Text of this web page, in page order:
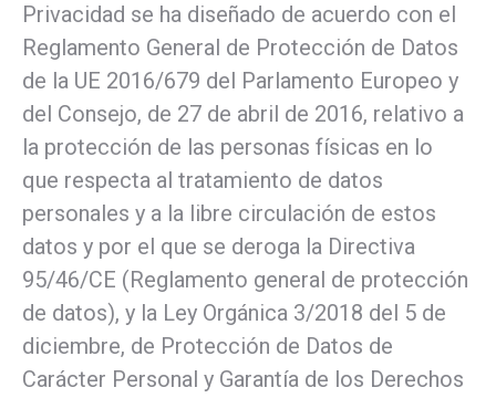
Privacidad se ha diseñado de acuerdo con el
Reglamento General de Protección de Datos
de la UE 2016/679 del Parlamento Europeo y
del Consejo, de 27 de abril de 2016, relativo a
la protección de las personas físicas en lo
que respecta al tratamiento de datos
personales y a la libre circulación de estos
datos y por el que se deroga la Directiva
95/46/CE (Reglamento general de protección
de datos), y la Ley Orgánica 3/2018 del 5 de
diciembre, de Protección de Datos de
Carácter Personal y Garantía de los Derechos